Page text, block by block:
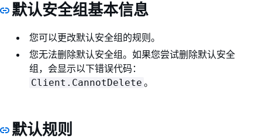
默认安全组基本信息
您可以更改默认安全组的规则。
您无法删除默认安全组。如果您尝试删除默认安全
组，会显示以下错误代码：
Client.CannotDelete 。
默认规则